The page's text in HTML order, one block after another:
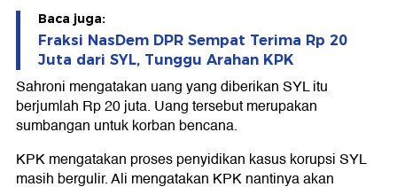
Baca juga:
Fraksi NasDem DPR Sempat Terima Rp 20
Juta dari SYL, Tunggu Arahan KPK
Sahroni mengatakan uang yang diberikan SYL itu
berjumlah Rp 20 juta. Uang tersebut merupakan
sumbangan untuk korban bencana.
KPK mengatakan proses penyidikan kasus korupsi SYL
masih bergulir. Ali mengatakan KPK nantinya akan